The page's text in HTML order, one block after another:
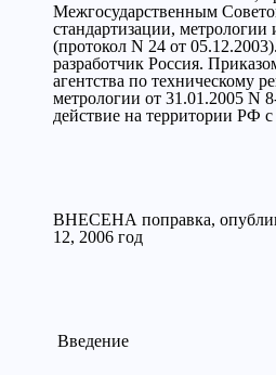
Межгосударственным
стандартизации, метрологии
(протокол N 24 от
разработчик Россия.
агентства по техническому
метрологии от 31.01.2005 N
действие на территории РФ
ВНЕСЕНА поправка,
12, 2006 год
Введение